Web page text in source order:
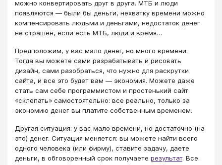
можно конвертировать друг в друга. МТБ и люди
появляются — были бы деньги, нехватку времени можно
компенсировать людьми и деньгами, недостаток денег
не страшен, если есть МТБ, люди и время…
Предположим, у вас мало денег, но много времени.
Тогда вы можете сами разрабатывать и рисовать
дизайн, сами разобраться, что нужно для раскрутки
сайта, и все это будет вам — экономия. Можете даже
стать сам себе программистом и простенький сайт
«склепать» самостоятельно: все реально, только за
экономию денег вы платите собственным временем.
Другая ситуация: у вас мало времени, но достаточно (на
это) денег. Ситуация меняется: вы можете найти всего
одного человека (или фирму), ставите задачу, даете
деньги, в обговоренный срок получаете результат. Все.